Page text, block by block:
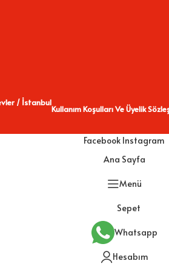
/ İstanbul
Kullanım Koşulları Ve Üyelik
Facebook Instagram
Ana Sayfa
Menü
Sepet
Whatsapp
Hesabım